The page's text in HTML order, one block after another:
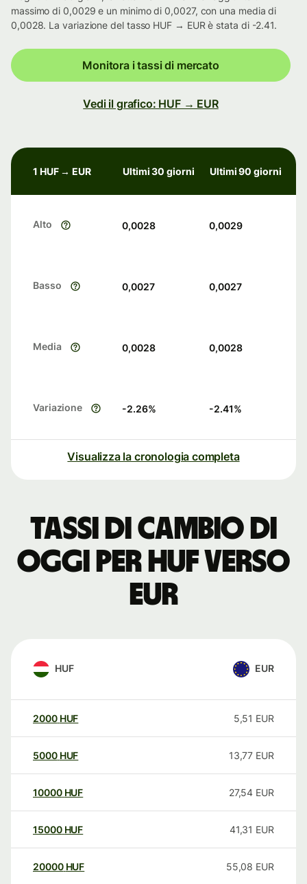
massimo di 0,0029 e un minimo di 0,0027, con una media di
0,0028. La variazione del tasso HUF → EUR è stata di -2.41.
Monitora i tassi di mercato
Vedi il grafico: HUF → EUR
1 HUF → EUR Ultimi 30 giorni Ultimi 90 giorni
Alto 0,0028 0,0029
Basso 0,0027 0,0027
Media 0,0028 0,0028
Variazione -2.26% -2.41%
Visualizza la cronologia completa
Tassi di cambio di
oggi per HUF verso
EUR
HUF EUR
2000 HUF 5,51 EUR
5000 HUF 13,77 EUR
10000 HUF 27,54 EUR
15000 HUF 41,31 EUR
20000 HUF 55,08 EUR